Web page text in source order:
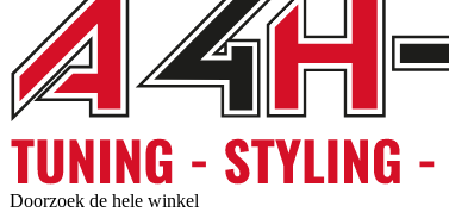
Doorzoek de hele winkel